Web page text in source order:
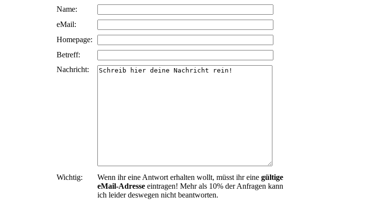
Name:
eMail:
Homepage:
Betreff:
Nachricht:
Wichtig: Wenn ihr eine Antwort erhalten wollt, müsst ihr eine gültige
eMail-Adresseeintragen! Mehr als 10% der Anfragen kann
ich leider deswegen nicht beantworten.